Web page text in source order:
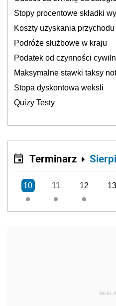
Stopy procentowe składki
Koszty uzyskania przychodu
Podróże służbowe w kraju
Podatek od czynności
Maksymalne stawki taksy
Stopa dyskontowa weksli
Quizy Testy
Terminarz
10 11 12 13